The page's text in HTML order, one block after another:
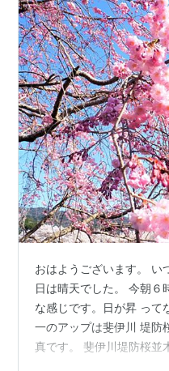
おはようございます。 い
日は晴天でした。 今朝６
な感じです。日が昇 って
一のアップは斐伊川 堤防
真です。 斐伊川堤防桜並